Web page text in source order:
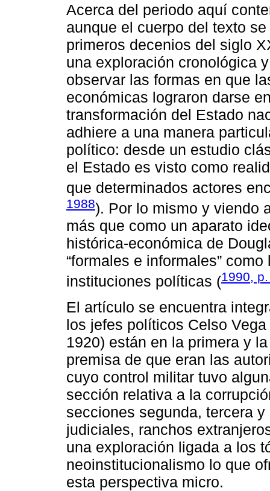
Acerca del periodo aquí
aunque el cuerpo del texto
primeros decenios del siglo
una exploración cronológica
observar las formas en que
económicas lograron darse
transformación del Estado
adhiere a una manera
político: desde un estudio
el Estado es visto como
que determinados actores
1988). Por lo mismo y viendo
más que como un aparato
histórica-económica de
“formales e informales”
instituciones políticas (1990,
El artículo se encuentra
los jefes políticos Celso
1920) están en la primera y
premisa de que eran las
cuyo control militar tuvo
sección relativa a la
secciones segunda, tercera
judiciales, ranchos
una exploración ligada a los
neoinstitucionalismo lo que
esta perspectiva micro.